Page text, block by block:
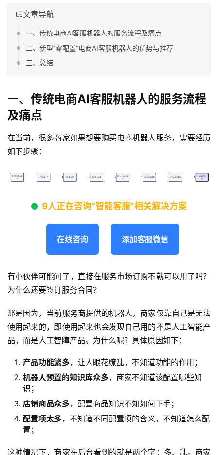
文章导航
一、传统电商AI客服机器人的服务流程及痛点
二、新型“零配置”电商AI客服机器人的优势与推荐
三、总结
一、 传统电商AI客服机器人的服务流程
及痛点
在当前，很多商家如果想要购买电商机器人服务，需要经历
如下步骤：
9人正在咨询“智能客服”相关解决方案
在线咨询 添加客服微信
有小伙伴可能问了，直接在服务市场订购不就可以用了吗？
为什么还要签订服务合同？
那是因为，当前服务商提供的机器人，商家仅靠自己是无法
使用起来的，即使用起来也会发现自己用的不是人工智能产
品，而是人工智障产品。为什么呢？具体原因如下：
产品功能繁多，让人眼花缭乱，不知道功能的作用；
机器人预置的知识库众多，商家不知道该配置哪些知
识；
店铺商品众多，配置商品知识不知如何下手；
配置项太多，不知道不同配置项的含义，不知道怎么配
置；
这种情况下，商家在后台看到的就是两个字：多、乱。商家